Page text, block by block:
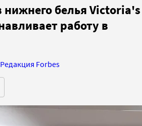
нижнего белья Victoria's
работу в
Редакция Forbes